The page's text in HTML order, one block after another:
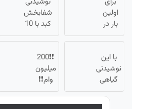
با پک
سفید
کننده
قسط
بدون
سود و
اولین
بار در
ایران
این
دکتر
کرم
ترمیم
کننده
شفابخش
کبد با 10
گیاه
تا امشب)
با این
نوشیدنی
گیاهی
کبدت
همیشه
❗❗200
میلیون
وام❗❗
فقط با
احراز